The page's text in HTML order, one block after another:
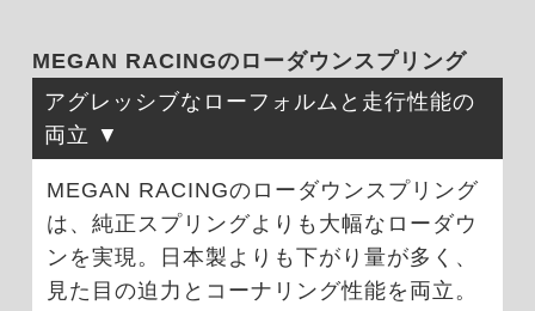
MEGAN RACINGのローダウンスプリング
アグレッシブなローフォルムと走行性能の
両立
MEGAN RACINGのローダウンスプリング
は、純正スプリングよりも大幅なローダウ
ンを実現。日本製よりも下がり量が多く、
見た目の迫力とコーナリング性能を両立。